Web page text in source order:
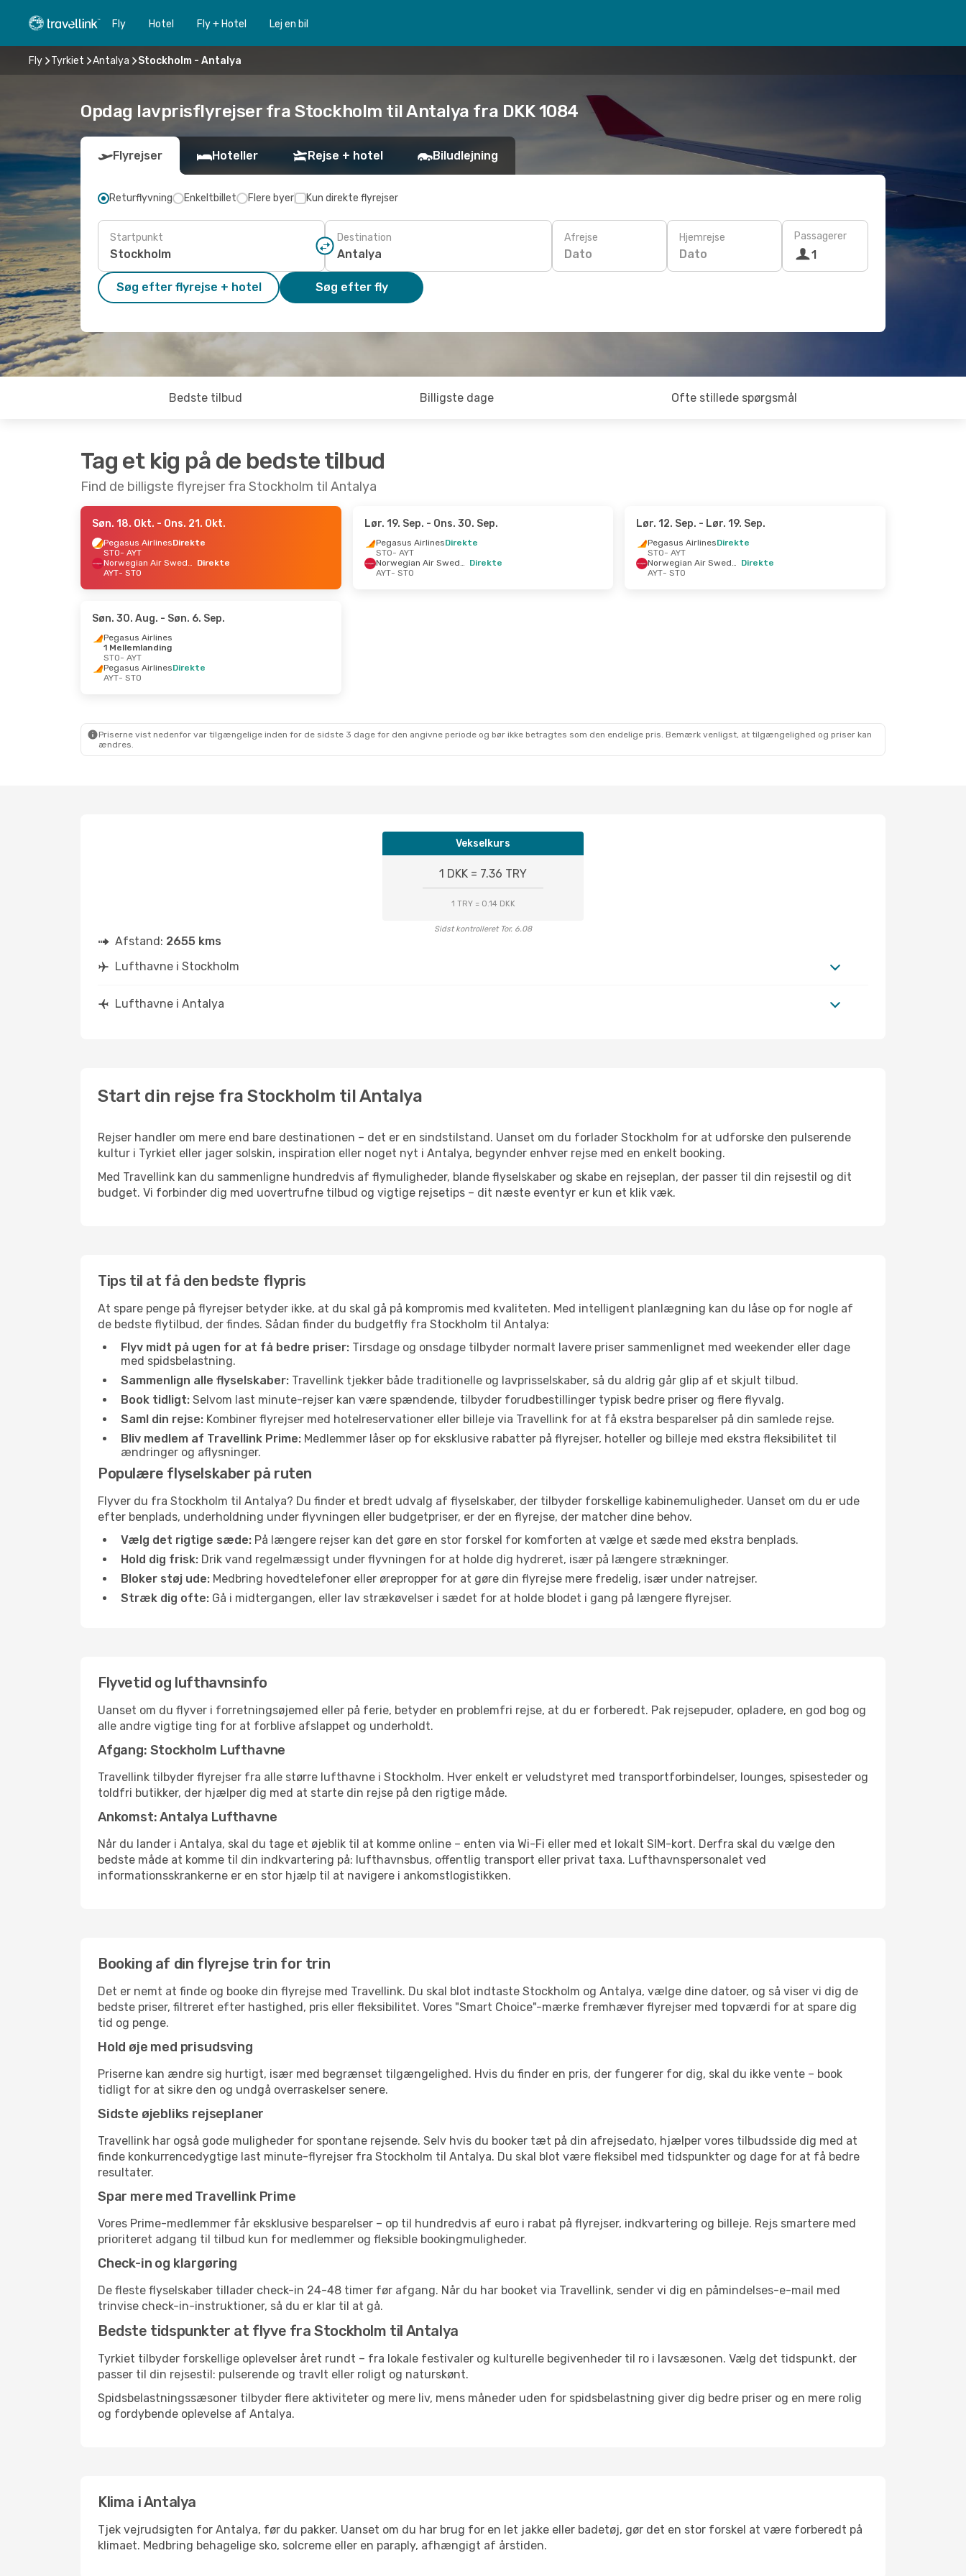
Fly Hotel Fly + Hotel Lej en bil
Fly Tyrkiet Antalya Stockholm - Antalya
Opdag lavprisflyrejser fra Stockholm til Antalya fra DKK 1084
Flyrejser Hoteller Rejse + hotel Biludlejning
Returflyvning Enkeltbillet Flere byer Kun direkte flyrejser
Startpunkt Destination Afrejse
Dato
Hjemrejse
Dato
Passagerer
1
Søg efter flyrejse + hotel Søg efter fly
Bedste tilbud Billigste dage Ofte stillede spørgsmål
Tag et kig på de bedste tilbud
Find de billigste flyrejser fra Stockholm til Antalya
Søn. 18. Okt. - Ons. 21. Okt.
Pegasus AirlinesDirekte
STO- AYT
Norwegian Air Sweden Direkte
AYT- STO
Lør. 19. Sep. - Ons. 30. Sep.
Pegasus AirlinesDirekte
STO- AYT
Norwegian Air Sweden Direkte
AYT- STO
Lør. 12. Sep. - Lør. 19. Sep.
Pegasus AirlinesDirekte
STO- AYT
Norwegian Air Sweden Direkte
AYT- STO
Søn. 30. Aug. - Søn. 6. Sep.
Pegasus Airlines
1 Mellemlanding
STO- AYT
Pegasus AirlinesDirekte
AYT- STO
Priserne vist nedenfor var tilgængelige inden for de sidste 3 dage for den angivne periode og bør ikke betragtes som den endelige pris. Bemærk venligst, at tilgængelighed og priser kan
ændres.
Vekselkurs
1 DKK = 7.36 TRY
1 TRY = 0.14 DKK
Sidst kontrolleret Tor. 6.08
Afstand: 2655 kms
Lufthavne i Stockholm
Lufthavne i Antalya
Start din rejse fra Stockholm til Antalya
Rejser handler om mere end bare destinationen – det er en sindstilstand. Uanset om du forlader Stockholm for at udforske den pulserende
kultur i Tyrkiet eller jager solskin, inspiration eller noget nyt i Antalya, begynder enhver rejse med en enkelt booking.
Med Travellink kan du sammenligne hundredvis af flymuligheder, blande flyselskaber og skabe en rejseplan, der passer til din rejsestil og dit
budget. Vi forbinder dig med uovertrufne tilbud og vigtige rejsetips – dit næste eventyr er kun et klik væk.
Tips til at få den bedste flypris
At spare penge på flyrejser betyder ikke, at du skal gå på kompromis med kvaliteten. Med intelligent planlægning kan du låse op for nogle af
de bedste flytilbud, der findes. Sådan finder du budgetfly fra Stockholm til Antalya:
Flyv midt på ugen for at få bedre priser: Tirsdage og onsdage tilbyder normalt lavere priser sammenlignet med weekender eller dage
med spidsbelastning.
Sammenlign alle flyselskaber: Travellink tjekker både traditionelle og lavprisselskaber, så du aldrig går glip af et skjult tilbud.
Book tidligt: Selvom last minute-rejser kan være spændende, tilbyder forudbestillinger typisk bedre priser og flere flyvalg.
Saml din rejse: Kombiner flyrejser med hotelreservationer eller billeje via Travellink for at få ekstra besparelser på din samlede rejse.
Bliv medlem af Travellink Prime: Medlemmer låser op for eksklusive rabatter på flyrejser, hoteller og billeje med ekstra fleksibilitet til
ændringer og aflysninger.
Populære flyselskaber på ruten
Flyver du fra Stockholm til Antalya? Du finder et bredt udvalg af flyselskaber, der tilbyder forskellige kabinemuligheder. Uanset om du er ude
efter benplads, underholdning under flyvningen eller budgetpriser, er der en flyrejse, der matcher dine behov.
Vælg det rigtige sæde: På længere rejser kan det gøre en stor forskel for komforten at vælge et sæde med ekstra benplads.
Hold dig frisk: Drik vand regelmæssigt under flyvningen for at holde dig hydreret, især på længere strækninger.
Bloker støj ude: Medbring hovedtelefoner eller ørepropper for at gøre din flyrejse mere fredelig, især under natrejser.
Stræk dig ofte: Gå i midtergangen, eller lav strækøvelser i sædet for at holde blodet i gang på længere flyrejser.
Flyvetid og lufthavnsinfo
Uanset om du flyver i forretningsøjemed eller på ferie, betyder en problemfri rejse, at du er forberedt. Pak rejsepuder, opladere, en god bog og
alle andre vigtige ting for at forblive afslappet og underholdt.
Afgang: Stockholm Lufthavne
Travellink tilbyder flyrejser fra alle større lufthavne i Stockholm. Hver enkelt er veludstyret med transportforbindelser, lounges, spisesteder og
toldfri butikker, der hjælper dig med at starte din rejse på den rigtige måde.
Ankomst: Antalya Lufthavne
Når du lander i Antalya, skal du tage et øjeblik til at komme online – enten via Wi-Fi eller med et lokalt SIM-kort. Derfra skal du vælge den
bedste måde at komme til din indkvartering på: lufthavnsbus, offentlig transport eller privat taxa. Lufthavnspersonalet ved
informationsskrankerne er en stor hjælp til at navigere i ankomstlogistikken.
Booking af din flyrejse trin for trin
Det er nemt at finde og booke din flyrejse med Travellink. Du skal blot indtaste Stockholm og Antalya, vælge dine datoer, og så viser vi dig de
bedste priser, filtreret efter hastighed, pris eller fleksibilitet. Vores "Smart Choice"-mærke fremhæver flyrejser med topværdi for at spare dig
tid og penge.
Hold øje med prisudsving
Priserne kan ændre sig hurtigt, især med begrænset tilgængelighed. Hvis du finder en pris, der fungerer for dig, skal du ikke vente – book
tidligt for at sikre den og undgå overraskelser senere.
Sidste øjebliks rejseplaner
Travellink har også gode muligheder for spontane rejsende. Selv hvis du booker tæt på din afrejsedato, hjælper vores tilbudsside dig med at
finde konkurrencedygtige last minute-flyrejser fra Stockholm til Antalya. Du skal blot være fleksibel med tidspunkter og dage for at få bedre
resultater.
Spar mere med Travellink Prime
Vores Prime-medlemmer får eksklusive besparelser – op til hundredvis af euro i rabat på flyrejser, indkvartering og billeje. Rejs smartere med
prioriteret adgang til tilbud kun for medlemmer og fleksible bookingmuligheder.
Check-in og klargøring
De fleste flyselskaber tillader check-in 24-48 timer før afgang. Når du har booket via Travellink, sender vi dig en påmindelses-e-mail med
trinvise check-in-instruktioner, så du er klar til at gå.
Bedste tidspunkter at flyve fra Stockholm til Antalya
Tyrkiet tilbyder forskellige oplevelser året rundt – fra lokale festivaler og kulturelle begivenheder til ro i lavsæsonen. Vælg det tidspunkt, der
passer til din rejsestil: pulserende og travlt eller roligt og naturskønt.
Spidsbelastningssæsoner tilbyder flere aktiviteter og mere liv, mens måneder uden for spidsbelastning giver dig bedre priser og en mere rolig
og fordybende oplevelse af Antalya.
Klima i Antalya
Tjek vejrudsigten for Antalya, før du pakker. Uanset om du har brug for en let jakke eller badetøj, gør det en stor forskel at være forberedt på
klimaet. Medbring behagelige sko, solcreme eller en paraply, afhængigt af årstiden.